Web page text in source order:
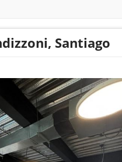
Santiago